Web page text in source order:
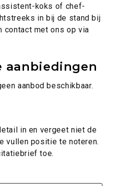
koks of chef-
in bij de stand bij
contact met ons op via
aanbiedingen
aanbod beschikbaar.
in en vergeet niet de
vullen positie te noteren.
toe.